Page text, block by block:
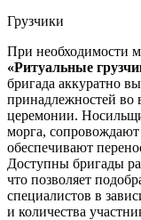
Грузчики
При необходимости
«Ритуальные
бригада аккуратно
принадлежностей во
церемонии.
морга,
обеспечивают
Доступны бригады
что позволяет
специалистов в
и количества